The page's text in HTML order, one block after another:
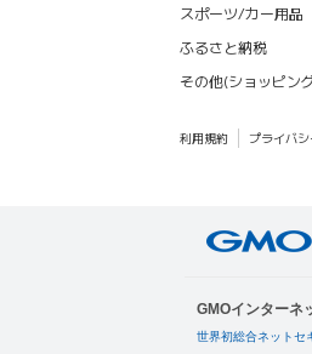
スポーツ/カー用品
ふるさと納税
その他(ショッピン
利用規約 プライバ
GMOインターネ
世界初総合ネットセ